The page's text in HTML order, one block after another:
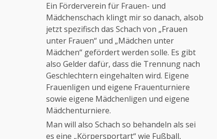
Ein Förderverein für Frauen- und
Mädchenschach klingt mir so danach, alsob
jetzt spezifisch das Schach von „Frauen
unter Frauen“ und „Mädchen unter
Mädchen“ gefördert werden solle. Es gibt
also Gelder dafür, dass die Trennung nach
Geschlechtern eingehalten wird. Eigene
Frauenligen und eigene Frauenturniere
sowie eigene Mädchenligen und eigene
Mädchenturniere.
Man will also Schach so behandeln als sei
es eine „Körpersportart“ wie Fußball,